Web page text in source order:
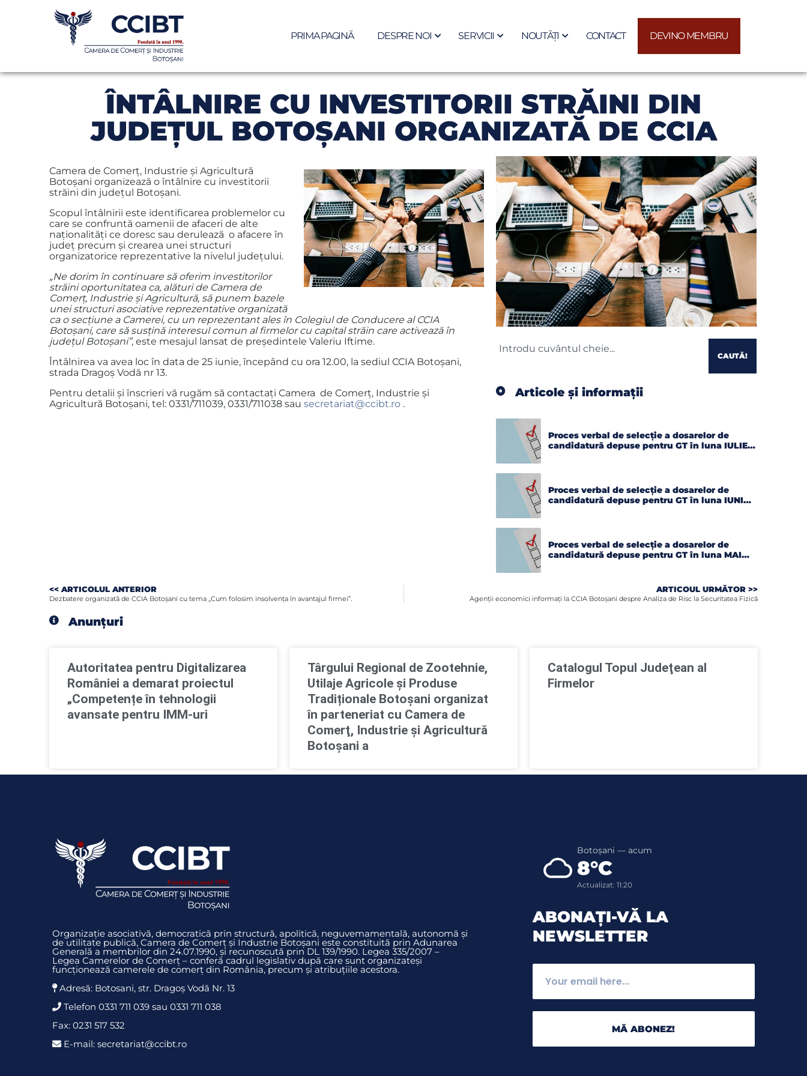
PRIMA PAGINĂ DESPRE NOI SERVICII NOUTĂȚI CONTACT DEVINO MEMBRU
ÎNTÂLNIRE CU INVESTITORII STRĂINI DIN
JUDEŢUL BOTOŞANI ORGANIZATĂ DE CCIA
Camera de Comerţ, Industrie şi Agricultură
Botoşani organizează o întâlnire cu investitorii
străini din judeţul Botoşani.
Scopul întâlnirii este identificarea problemelor cu
care se confruntă oamenii de afaceri de alte
naţionalităţi ce doresc sau derulează o afacere în
judeţ precum şi crearea unei structuri
organizatorice reprezentative la nivelul judeţului.
„Ne dorim în continuare să oferim investitorilor
străini oportunitatea ca, alături de Camera de
Comerţ, Industrie şi Agricultură, să punem bazele
unei structuri asociative reprezentative organizată
ca o secţiune a Camerei, cu un reprezentant ales în Colegiul de Conducere al CCIA
Botoşani, care să susţină interesul comun al firmelor cu capital străin care activează în
judeţul Botoşani”, este mesajul lansat de preşedintele Valeriu Iftime.
Întâlnirea va avea loc în data de 25 iunie, începând cu ora 12.00, la sediul CCIA Botoşani,
strada Dragoş Vodă nr 13.
Pentru detalii și înscrieri vă rugăm să contactați Camera de Comerț, Industrie și
Agricultură Botoșani, tel: 0331/711039, 0331/711038 sau secretariat@ccibt.ro .
CAUTĂ!
Articole și informații
Proces verbal de selecție a dosarelor de
candidatură depuse pentru GT în luna IULIE
Proces verbal de selecție a dosarelor de
candidatură depuse pentru GT în luna IUNIE
Proces verbal de selecție a dosarelor de
candidatură depuse pentru GT în luna MAI
<< ARTICOLUL ANTERIOR
Dezbatere organizată de CCIA Botoşani cu tema „Cum folosim insolvenţa în avantajul firmei”.
ARTICOUL URMĂTOR >>
Agenţii economici informaţi la CCIA Botoşani despre Analiza de Risc la Securitatea Fizică
Anunțuri
Autoritatea pentru Digitalizarea
României a demarat proiectul
„Competențe în tehnologii
avansate pentru IMM-uri
Târgului Regional de Zootehnie,
Utilaje Agricole și Produse
Tradiționale Botoșani organizat
în parteneriat cu Camera de
Comerţ, Industrie şi Agricultură
Botoşani a
Catalogul Topul Judeţean al
Firmelor
Organizație asociativă, democratică prin structură, apolitică, neguvemamentală, autonomă și
de utilitate publică, Camera de Comerț și Industrie Botoșani este constituită prin Adunarea
Generală a membrilor din 24.07.1990, și recunoscută prin DL 139/1990. Legea 335/2007 –
Legea Camerelor de Comerț – conferă cadrul legislativ după care sunt organizateși
funcționează camerele de comerț din România, precum și atribuțiile acestora.
Adresă: Botosani, str. Dragoş Vodă Nr. 13
Telefon 0331 711 039 sau 0331 711 038
Fax: 0231 517 532
E-mail: secretariat@ccibt.ro
Botoșani — acum
8°C
Actualizat: 11:20
ABONAȚI-VĂ LA
NEWSLETTER
MĂ ABONEZ!